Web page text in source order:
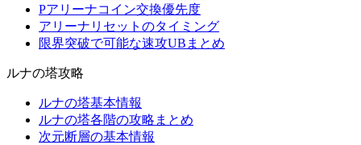
Pアリーナコイン交換優先度
アリーナリセットのタイミング
限界突破で可能な速攻UBまとめ
ルナの塔攻略
ルナの塔基本情報
ルナの塔各階の攻略まとめ
次元断層の基本情報